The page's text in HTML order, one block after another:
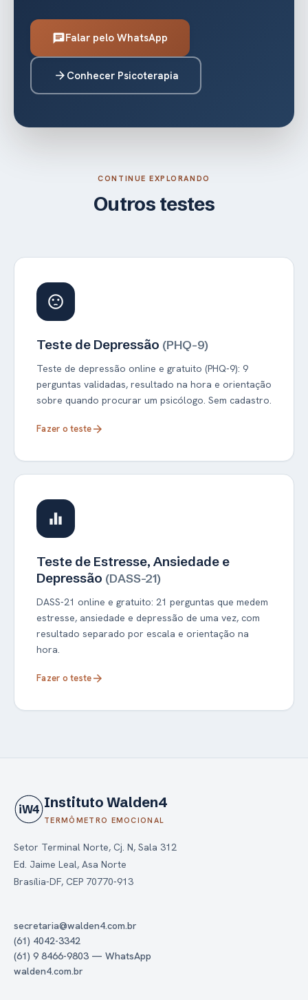
chatFalar pelo WhatsApp
arrow_forward Conhecer Psicoterapia
CONTINUE EXPLORANDO
Outros testes
sentiment_dissatisfied
Teste de Depressão (PHQ-9)
Teste de depressão online e gratuito (PHQ-9): 9
perguntas validadas, resultado na hora e orientação
sobre quando procurar um psicólogo. Sem cadastro.
Fazer o testearrow_forward
equalizer
Teste de Estresse, Ansiedade e
Depressão (DASS-21)
DASS-21 online e gratuito: 21 perguntas que medem
estresse, ansiedade e depressão de uma vez, com
resultado separado por escala e orientação na
hora.
Fazer o testearrow_forward
iW4 Instituto Walden4
TERMÔMETRO EMOCIONAL
Setor Terminal Norte, Cj. N, Sala 312
Ed. Jaime Leal, Asa Norte
Brasília-DF, CEP 70770-913
secretaria@walden4.com.br
(61) 4042-3342
(61) 9 8466-9803 — WhatsApp
walden4.com.br